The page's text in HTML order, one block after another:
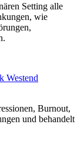
Setting alle
wie
Burnout,
und behandelt